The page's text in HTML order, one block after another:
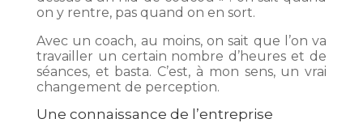
on y rentre, pas quand on en sort.
Avec un coach, au moins, on sait que l’on va
travailler un certain nombre d’heures et de
séances, et basta. C’est, à mon sens, un vrai
changement de perception.
Une connaissance de l’entreprise